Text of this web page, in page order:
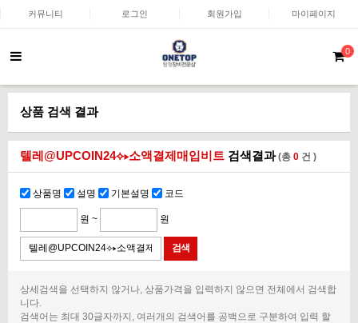
커뮤니티 로그인 회원가입 마이페이지
0
상품 검색 결과
텔레@UPCOIN24⟡▸소액결제매입비트 검색결과(총 0 건 )
상품명 설명 기본설명 코드
원 ~ 원
상세검색을 선택하지 않거나, 상품가격을 입력하지 않으면 전체에서 검색합
니다.
검색어는 최대 30글자까지, 여러개의 검색어를 공백으로 구분하여 입력 할